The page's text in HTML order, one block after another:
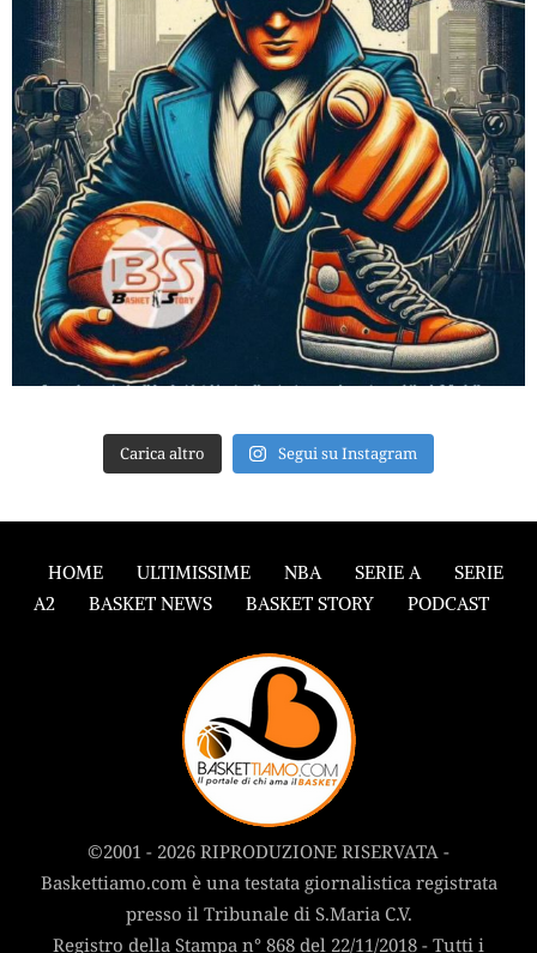
Carica altro Segui su Instagram
HOME ULTIMISSIME NBA SERIE A
SERIE
A2
BASKET NEWS BASKET STORY PODCAST
©2001 - 2026 RIPRODUZIONE RISERVATA -
Baskettiamo.com è una testata giornalistica registrata
presso il Tribunale di S.Maria C.V.
Registro della Stampa n° 868 del 22/11/2018 - Tutti i